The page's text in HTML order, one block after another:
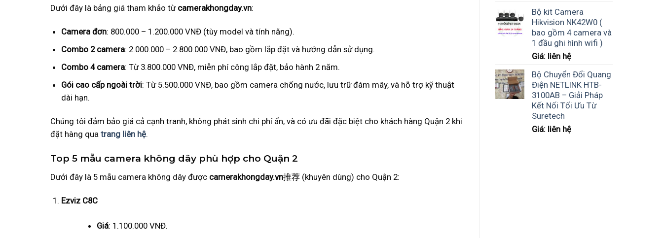
Dưới đây là bảng giá tham khảo từ camerakhongday.vn:
Camera đơn: 800.000 – 1.200.000 VNĐ (tùy model và tính năng).
Combo 2 camera: 2.000.000 – 2.800.000 VNĐ, bao gồm lắp đặt và hướng dẫn sử dụng.
Combo 4 camera: Từ 3.800.000 VNĐ, miễn phí công lắp đặt, bảo hành 2 năm.
Gói cao cấp ngoài trời: Từ 5.500.000 VNĐ, bao gồm camera chống nước, lưu trữ đám mây, và hỗ trợ kỹ thuật
dài hạn.
Chúng tôi đảm bảo giá cả cạnh tranh, không phát sinh chi phí ẩn, và có ưu đãi đặc biệt cho khách hàng Quận 2 khi
đặt hàng qua trang liên hệ.
Top 5 mẫu camera không dây phù hợp cho Quận 2
Dưới đây là 5 mẫu camera không dây được camerakhongday.vn推荐 (khuyên dùng) cho Quận 2:
Ezviz C8C
Giá: 1.100.000 VNĐ.
Bộ kit Camera
Hikvision NK42W0 (
bao gồm 4 camera và
1 đầu ghi hình wifi )
Giá: liên hệ
Bộ Chuyển Đổi Quang
Điện NETLINK HTB-
3100AB – Giải Pháp
Kết Nối Tối Ưu Từ
Suretech
Giá: liên hệ